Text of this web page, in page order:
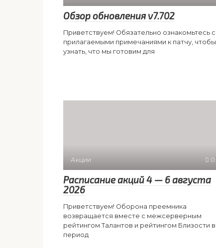
Обзор обновления v7.702
Приветствуем! Обязательно ознакомьтесь с
прилагаемыми примечаниями к патчу, чтобы
узнать, что мы готовим для
Акции 0
Расписание акций 4 — 6 августа
2026
Приветствуем! Оборона преемника
возвращается вместе с межсерверным
рейтингом Талантов и рейтингом Близости в
период